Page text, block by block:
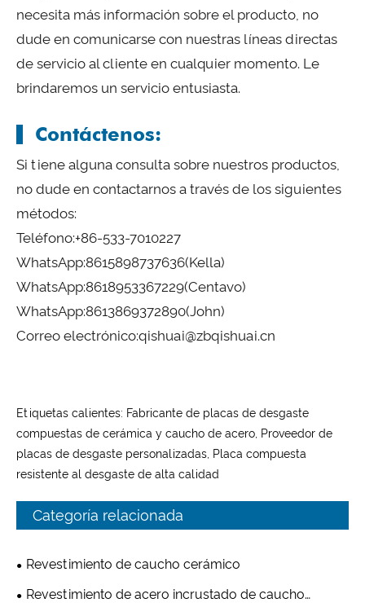
necesita más información sobre el producto, no
dude en comunicarse con nuestras líneas directas
de servicio al cliente en cualquier momento. Le
brindaremos un servicio entusiasta.
Contáctenos:
Si tiene alguna consulta sobre nuestros productos,
no dude en contactarnos a través de los siguientes
métodos:
Teléfono:+86-533-7010227
WhatsApp:8615898737636(Kella)
WhatsApp:8618953367229(Centavo)
WhatsApp:8613869372890(John)
Correo electrónico:qishuai@zbqishuai.cn
Etiquetas calientes: Fabricante de placas de desgaste
compuestas de cerámica y caucho de acero, Proveedor de
placas de desgaste personalizadas, Placa compuesta
resistente al desgaste de alta calidad
Categoría relacionada
Revestimiento de caucho cerámico
Revestimiento de acero incrustado de caucho